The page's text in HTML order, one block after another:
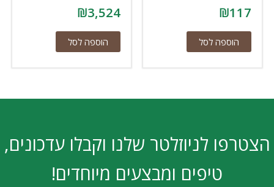
הוספה לסל
₪
הוספה לסל
לניוזלטר שלנו וקבלו עדכונים,
טיפים ומבצעים מיוחדים!